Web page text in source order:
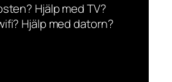
Hjälp med TV?
Hjälp med datorn?